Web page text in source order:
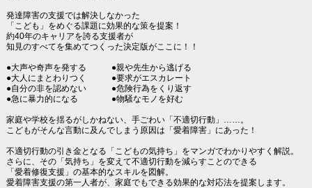
発達障害の支援では解決しなかった
「こども」をめぐる課題に効果的な策を提案！
約40年のキャリアを誇る支援者が
知見のすべてを集めてつくった決定版がここに！！
●大声や奇声を発する ●親や先生から逃げる
●大人にまとわりつく ●要求がエスカレート
●自分の非を認めない ●危険行為をくり返す
●急に暴力的になる ●物騒なモノを好む
家庭や学校を揺るがしかねない、手ごわい「不適切行動」……。
こどもがそんな言動に及んでしまう原因は「愛着障害」にあった！
不適切行動の引き金となる「こどもの気持ち」をマンガでわかりやすく解説。
さらに、その「気持ち」を変えて不適切行動を減らすことのできる
「愛着修復支援」の基本的なスキルを図解。
愛着障害支援の第一人者が、家庭でもできる効果的な対応法を提案します。